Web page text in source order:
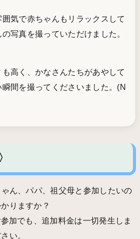
囲気で赤ちゃんもリラックスして
写真を撮っていただけました。
も高く、かなさんたちがあやして
瞬間を撮ってくださいました。(N
ん、パパ、祖父母と参加したいの
りますか？
加でも、追加料金は一切発生しま
い。